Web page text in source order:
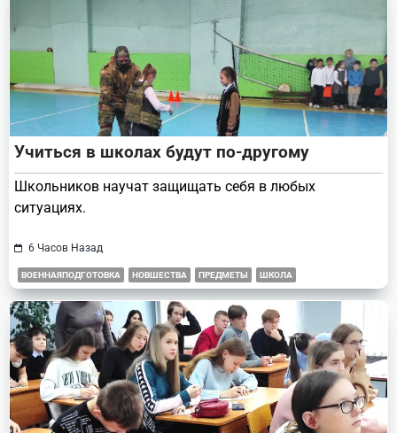
Учиться в школах будут по-другому
Школьников научат защищать себя в любых
ситуациях.
6 Часов Назад
ВОЕННАЯПОДГОТОВКА НОВШЕСТВА ПРЕДМЕТЫ ШКОЛА